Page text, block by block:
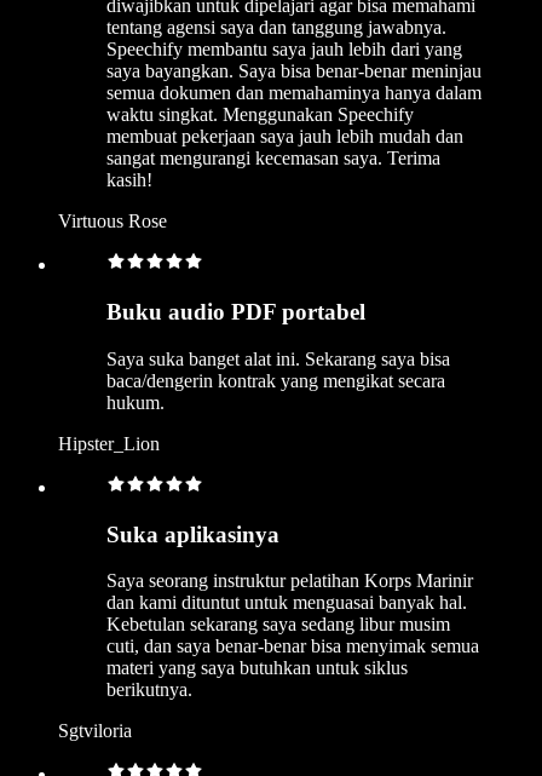
diwajibkan untuk dipelajari agar bisa memahami
tentang agensi saya dan tanggung jawabnya.
Speechify membantu saya jauh lebih dari yang
saya bayangkan. Saya bisa benar-benar meninjau
semua dokumen dan memahaminya hanya dalam
waktu singkat. Menggunakan Speechify
membuat pekerjaan saya jauh lebih mudah dan
sangat mengurangi kecemasan saya. Terima
kasih!
Virtuous Rose
Buku audio PDF portabel
Saya suka banget alat ini. Sekarang saya bisa
baca/dengerin kontrak yang mengikat secara
hukum.
Hipster_Lion
Suka aplikasinya
Saya seorang instruktur pelatihan Korps Marinir
dan kami dituntut untuk menguasai banyak hal.
Kebetulan sekarang saya sedang libur musim
cuti, dan saya benar-benar bisa menyimak semua
materi yang saya butuhkan untuk siklus
berikutnya.
Sgtviloria